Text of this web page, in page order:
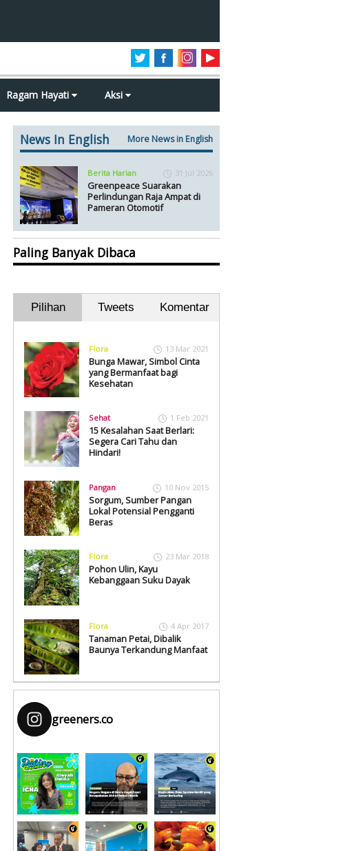
Ragam Hayati Aksi
News In English More News in English
Berita Harian 31 Jul 2026
Greenpeace Suarakan
Perlindungan Raja Ampat di
Pameran Otomotif
Paling Banyak Dibaca
Pilihan Tweets Komentar
Flora 13 Mar 2021
Bunga Mawar, Simbol Cinta
yang Bermanfaat bagi
Kesehatan
Sehat 1 Feb 2021
15 Kesalahan Saat Berlari:
Segera Cari Tahu dan
Hindari!
Pangan 10 Nov 2015
Sorgum, Sumber Pangan
Lokal Potensial Pengganti
Beras
Flora 23 Mar 2018
Pohon Ulin, Kayu
Kebanggaan Suku Dayak
Flora 4 Apr 2017
Tanaman Petai, Dibalik
Baunya Terkandung Manfaat
greeners.co